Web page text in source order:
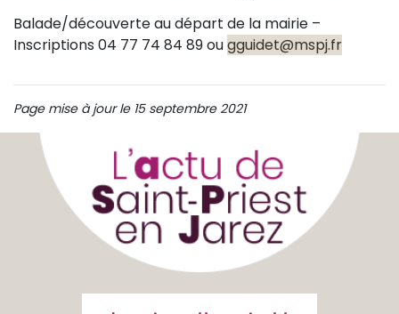
Balade/découverte au départ de la mairie –
Inscriptions 04 77 74 84 89 ougguidet@mspj.fr
Page mise à jour le 15 septembre 2021